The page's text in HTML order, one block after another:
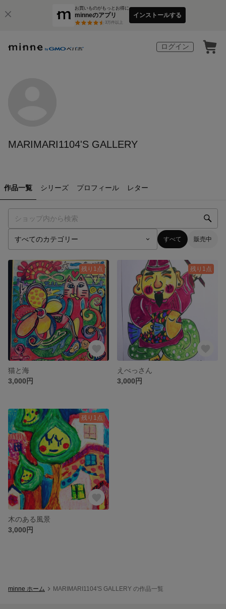
お買いものがもっとお得に
minneのアプリ
3万件以上
インストールする
ログイン
MARIMARI1104'S GALLERY
作品一覧 シリーズ プロフィール レター
すべて 販売中
残り1点
猫と海
3,000円
残り1点
えべっさん
3,000円
残り1点
木のある風景
3,000円
minne ホーム MARIMARI1104'S GALLERY の作品一覧